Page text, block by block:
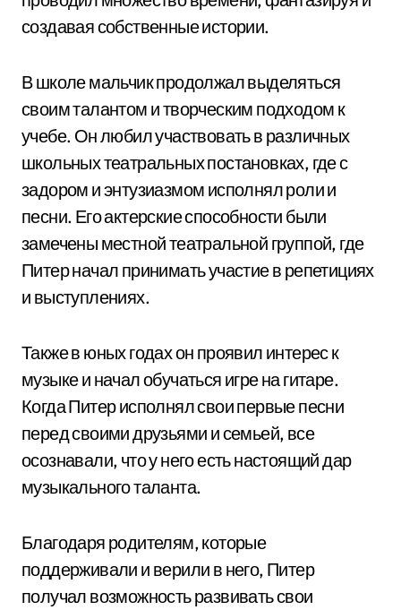
создавая собственные истории.
В школе мальчик продолжал выделяться
своим талантом и творческим подходом к
учебе. Он любил участвовать в различных
школьных театральных постановках, где с
задором и энтузиазмом исполнял роли и
песни. Его актерские способности были
замечены местной театральной группой, где
Питер начал принимать участие в репетициях
и выступлениях.
Также в юных годах он проявил интерес к
музыке и начал обучаться игре на гитаре.
Когда Питер исполнял свои первые песни
перед своими друзьями и семьей, все
осознавали, что у него есть настоящий дар
музыкального таланта.
Благодаря родителям, которые
поддерживали и верили в него, Питер
получал возможность развивать свои